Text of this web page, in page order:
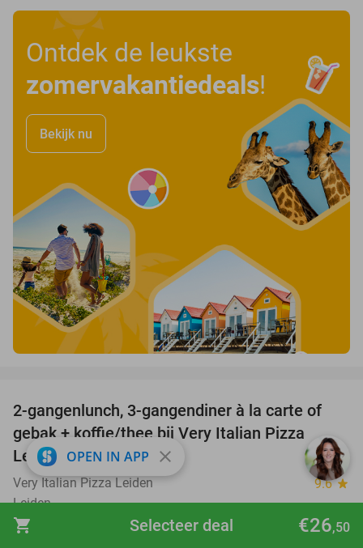
shopping_cart €26,50
Selecteer deal
Ontdek de leukste
zomervakantiedeals!
Bekijk nu
38%
2-gangenlunch, 3-gangendiner à la carte of
gebak + koffie/thee bij Very Italian Pizza
Leiden
Very Italian Pizza Leiden 9.6star
Leiden
Verkocht: 1.217
€24,30
OPEN IN APP close